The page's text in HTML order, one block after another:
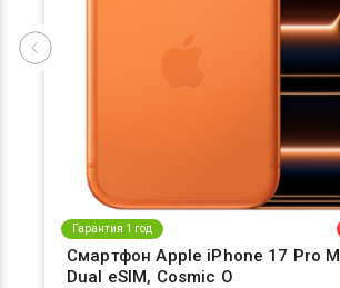
Гарантия 1 год
Смартфон Apple iPhone 17 Pro
Dual eSIM, Cosmic O